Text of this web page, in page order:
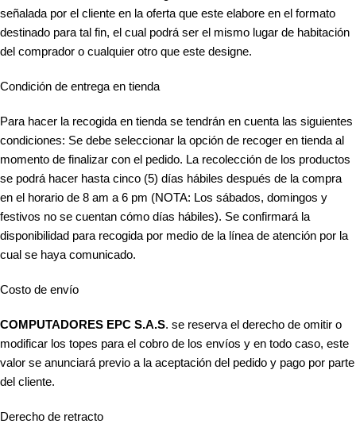
señalada por el cliente en la oferta que este elabore en el formato
destinado para tal fin, el cual podrá ser el mismo lugar de habitación
del comprador o cualquier otro que este designe.
Condición de entrega en tienda
Para hacer la recogida en tienda se tendrán en cuenta las siguientes
condiciones: Se debe seleccionar la opción de recoger en tienda al
momento de finalizar con el pedido. La recolección de los productos
se podrá hacer hasta cinco (5) días hábiles después de la compra
en el horario de 8 am a 6 pm (NOTA: Los sábados, domingos y
festivos no se cuentan cómo días hábiles). Se confirmará la
disponibilidad para recogida por medio de la línea de atención por la
cual se haya comunicado.
Costo de envío
COMPUTADORES EPC S.A.S. se reserva el derecho de omitir o
modificar los topes para el cobro de los envíos y en todo caso, este
valor se anunciará previo a la aceptación del pedido y pago por parte
del cliente.
Derecho de retracto